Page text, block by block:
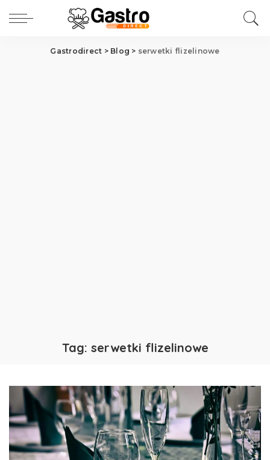
Gastrodirect > Blog > serwetki flizelinowe
Tag: serwetki flizelinowe